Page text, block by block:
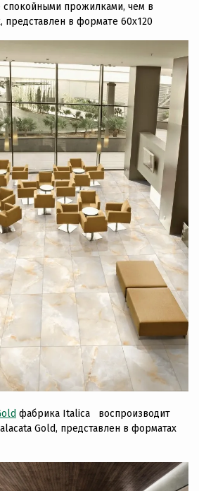
прожилками, чем в
представлен в формате 60х120
фабрика Italica воспроизводит
Gold, представлен в форматах